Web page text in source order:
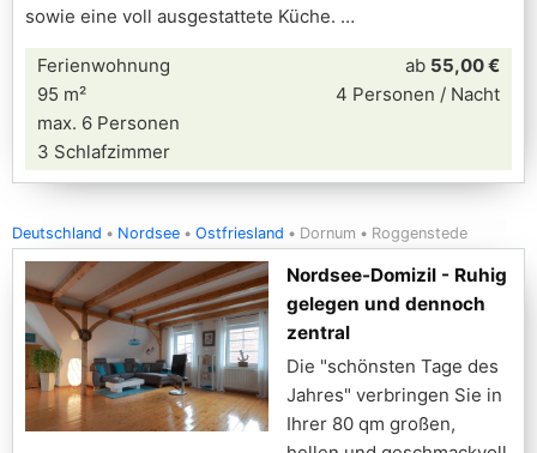
sowie eine voll ausgestattete Küche.
Ferienwohnung
95 m²
max. 6 Personen
3 Schlafzimmer
ab 55,00 €
4 Personen / Nacht
Deutschland Nordsee Ostfriesland Dornum Roggenstede
Nordsee-Domizil - Ruhig
gelegen und dennoch
zentral
Die "schönsten Tage des
Jahres" verbringen Sie in
Ihrer 80 qm großen,